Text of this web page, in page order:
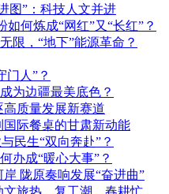
图”：科技人文并进
何炼成“网红”又“长红”？
限，“地下”能源革命？
门人”？
为边疆最美底色？
质量发展新赛道
际餐桌的甘肃新动能
民生“双向奔赴”？
办成“暖心大事”？
陇原奏响发展“奋进曲”
旅热、复工潮、春耕忙